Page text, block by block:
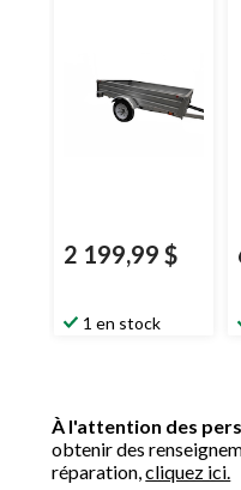
2 199,99 $
1 en stock
À l'attention des
obtenir des
réparation,cliquez ici.